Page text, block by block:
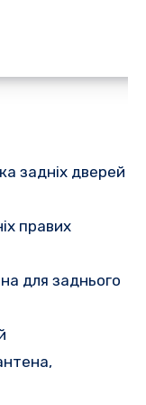
задніх дверей
правих
для заднього